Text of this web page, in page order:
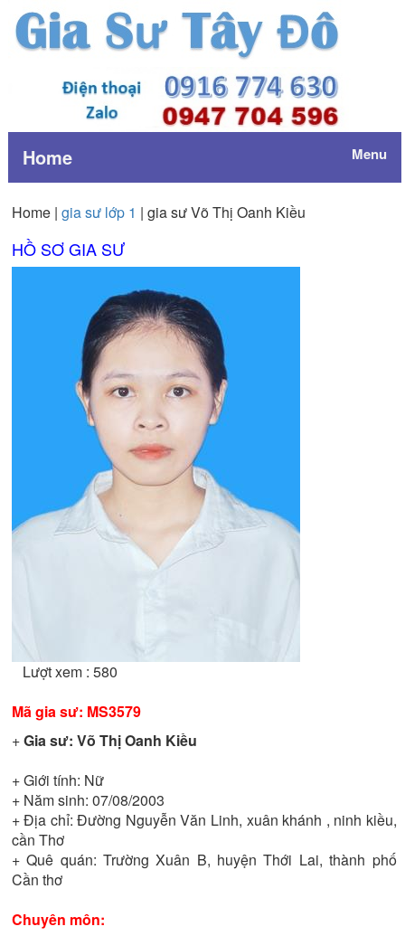
Home Menu
Home | gia sư lớp 1 | gia sư Võ Thị Oanh Kiều
HỒ SƠ GIA SƯ
Lượt xem : 580
Mã gia sư: MS3579
+Gia sư: Võ Thị Oanh Kiều
+ Giới tính: Nữ
+ Năm sinh: 07/08/2003
+ Địa chỉ:Đường Nguyễn Văn Linh, xuân khánh , ninh kiều,
cần Thơ
+ Quê quán:Trường Xuân B, huyện Thới Lai, thành phố
Cần thơ
Chuyên môn: